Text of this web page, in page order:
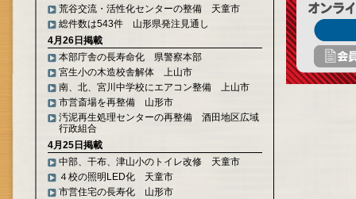
荒谷交流・活性化センターの整備 天童市
総件数は543件 山形県発注見通し
4月26日掲載
本部庁舎の長寿命化 県警察本部
宮生小の木造校舎解体 上山市
南、北、宮川中学校にエアコン整備 上山市
市営斎場を再整備 山形市
汚泥再生処理センターの再整備 酒田地区広域
行政組合
4月25日掲載
中部、干布、津山小のトイレ改修 天童市
４校の照明LED化 天童市
市営住宅の長寿化 山形市